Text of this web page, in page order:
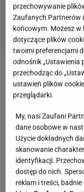
Zobacz wideoTak
Lopez i Alex
Sześć zasad
Jedz "prawdziwą"
Pomroy określa
nieprzetworzone,
przechowywanie
Zaufanych Partnerów
końcowym. Możesz w
dotyczące plików
twoimi preferencjami
odnośnik „Ustawienia
przechodząc do
ustawień plików
przeglądarki.
My, nasi Zaufani
dane osobowe w
Użycie dokładnych
skanowanie
identyfikacji.
dostęp do nich.
reklam i treści,